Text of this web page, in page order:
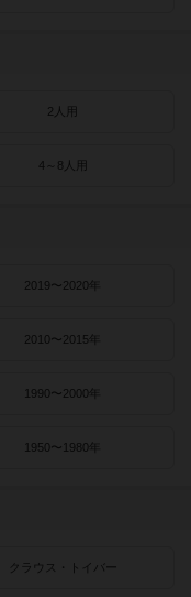
2人用
4～8人用
2019〜2020年
2010〜2015年
1990〜2000年
1950〜1980年
クラウス・トイバー